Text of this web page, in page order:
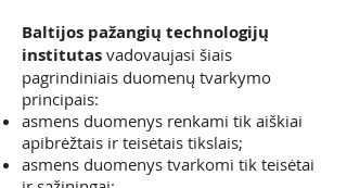
Baltijos pažangių technologijų
institutas vadovaujasi šiais
pagrindiniais duomenų tvarkymo
principais:
asmens duomenys renkami tik aiškiai
apibrėžtais ir teisėtais tikslais;
asmens duomenys tvarkomi tik teisėtai